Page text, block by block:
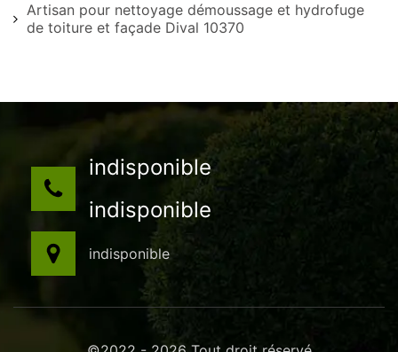
Artisan pour nettoyage démoussage et hydrofuge
de toiture et façade Dival 10370
indisponible
indisponible
indisponible